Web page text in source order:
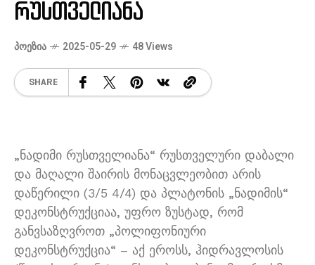
რუსთველიანა
ᲞᲝᲔᲖᲘᲐ 2025-05-29 48 Views
SHARE
„ნადიმი რუსთველიანა“ რუსთველური დაბალი
და მაღალი შაირის მონაცვლეობით არის
დაწერილი (3/5 4/4) და პლატონის „ნადიმის“
დეკონსტრუქციაა, უფრო ზუსტად, რომ
განვსაზღვროთ „პოლიფონიური
დეკონსტრუქცია“ – აქ ეროსს, ჰიდრავლოსის